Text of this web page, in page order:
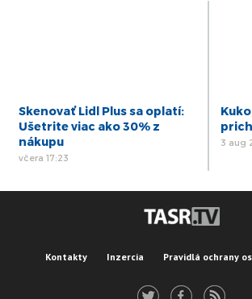
Skenovať Lidl Plus sa oplatí:
Ušetrite viac ako 30% z
nákupu
včera 17:23
3 aug
Kontakty Inzercia Pravidlá ochrany